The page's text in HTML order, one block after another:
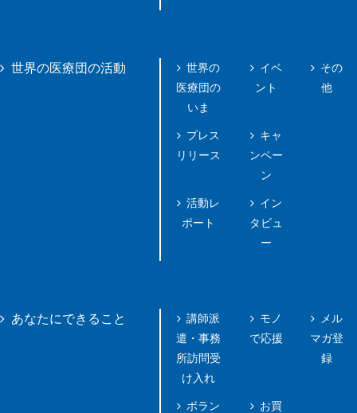
世界の医療団の活動
世界の
医療団の
いま
プレス
リリース
活動レ
ポート
イベ
ント
キャ
ンペー
ン
イン
タビュ
ー
その
他
あなたにできること
講師派
遣・事務
所訪問受
け入れ
ボラン
モノ
で応援
お買
メル
マガ登
録